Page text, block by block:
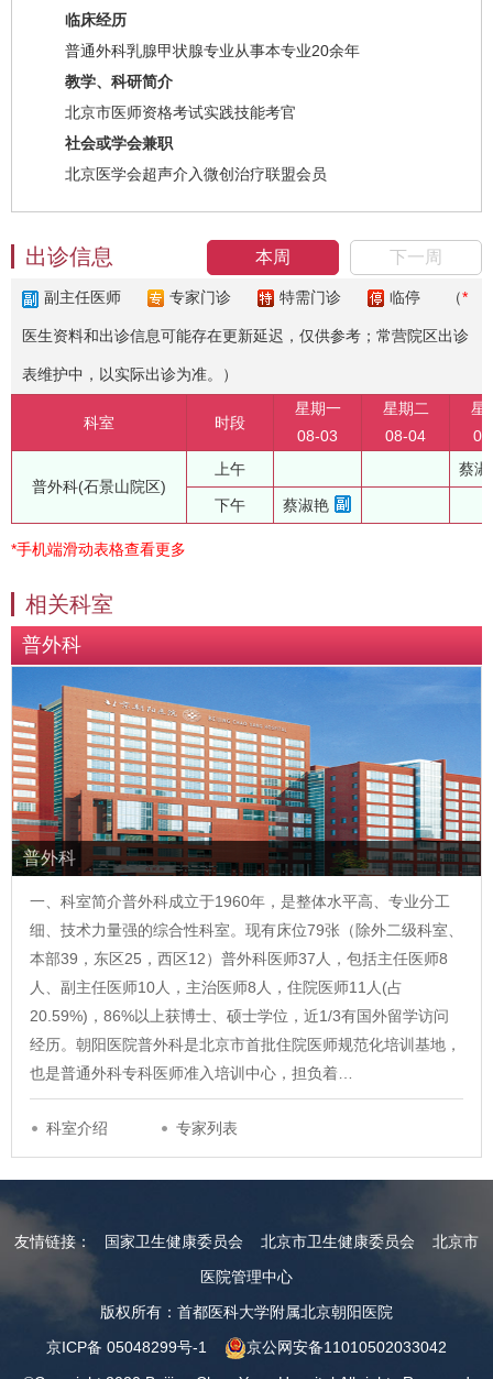
临床经历
普通外科乳腺甲状腺专业从事本专业20余年
教学、科研简介
北京市医师资格考试实践技能考官
社会或学会兼职
北京医学会超声介入微创治疗联盟会员
本周 下一周
出诊信息
副主任医师 专家门诊 特需门诊 临停 （*
医生资料和出诊信息可能存在更新延迟，仅供参考；常营院区出诊
表维护中，以实际出诊为准。）
科室 时段
星期一
08-03
星期二
08-04
星
普外科(石景山院区)
上午 蔡
下午 蔡淑艳
*手机端滑动表格查看更多
相关科室
普外科
普外科
一、科室简介普外科成立于1960年，是整体水平高、专业分工
细、技术力量强的综合性科室。现有床位79张（除外二级科室、
本部39，东区25，西区12）普外科医师37人，包括主任医师8
人、副主任医师10人，主治医师8人，住院医师11人(占
20.59%)，86%以上获博士、硕士学位，近1/3有国外留学访问
经历。朝阳医院普外科是北京市首批住院医师规范化培训基地，
也是普通外科专科医师准入培训中心，担负着…
科室介绍 专家列表
友情链接： 国家卫生健康委员会 北京市卫生健康委员会
北京市
医院管理中心
版权所有：首都医科大学附属北京朝阳医院
京ICP备 05048299号-1
京公网安备11010502033042